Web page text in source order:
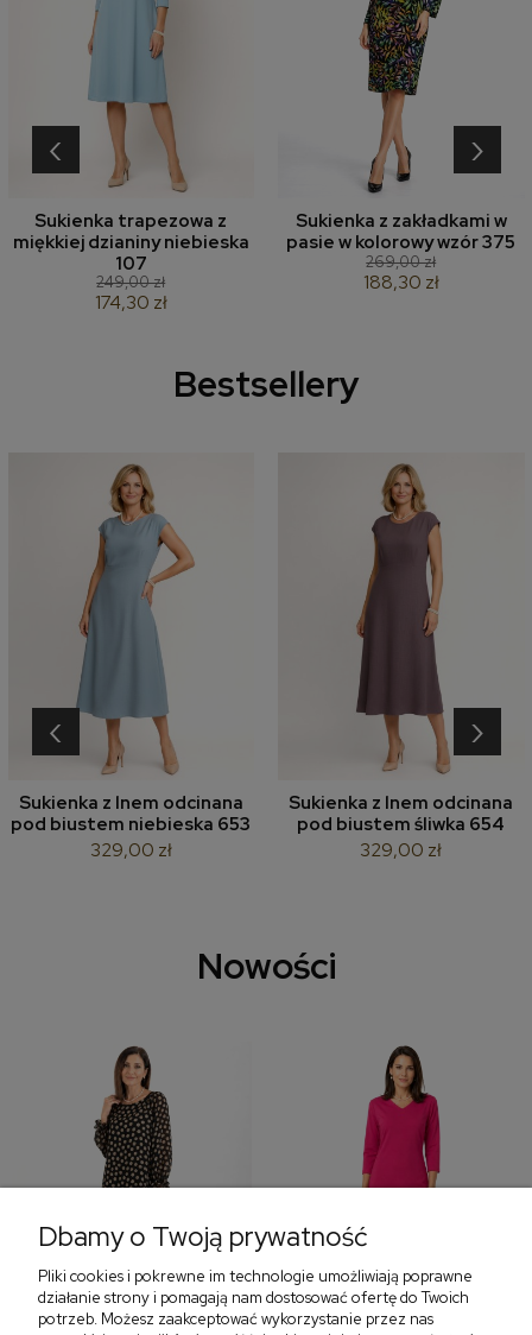
Sukienka trapezowa z
miękkiej dzianiny niebieska
107
249,00 zł
174,30 zł
Sukienka z zakładkami w
pasie w kolorowy wzór 375
269,00 zł
188,30 zł
‹ ›
Bestsellery
Sukienka z lnem odcinana
pod biustem niebieska 653
329,00 zł
Sukienka z lnem odcinana
pod biustem śliwka 654
329,00 zł
‹ ›
Nowości
‹
Dbamy o Twoją prywatność
Pliki cookies i pokrewne im technologie umożliwiają poprawne
działanie strony i pomagają nam dostosować ofertę do Twoich
potrzeb. Możesz zaakceptować wykorzystanie przez nas